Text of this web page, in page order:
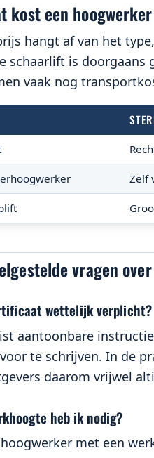
kost een
hangt af van het
schaarlift is
vaak nog
Zelf
vragen
wettelijk verplicht?
aantoonbare
te schrijven. In de
daarom vrijwel
heb ik nodig?
hoogwerker met een